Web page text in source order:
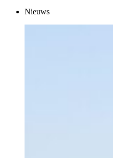
Nieuws